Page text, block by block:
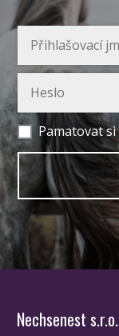
Pamatovat si
Nechsenest s.r.o.